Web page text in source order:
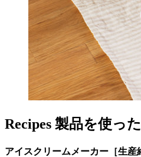
Recipes 製品を使っ
アイスクリームメーカー［生産